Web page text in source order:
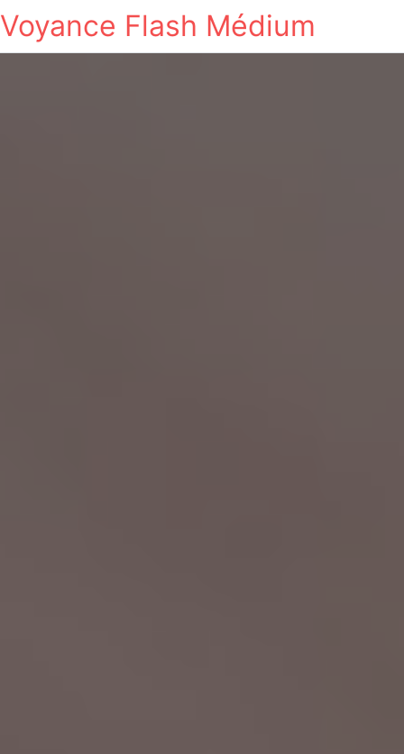
Voyance Flash Médium